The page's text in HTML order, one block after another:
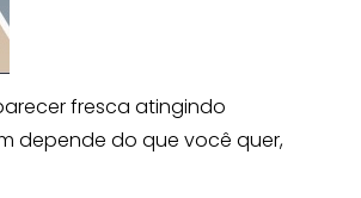
fresca atingindo
depende do que você quer,